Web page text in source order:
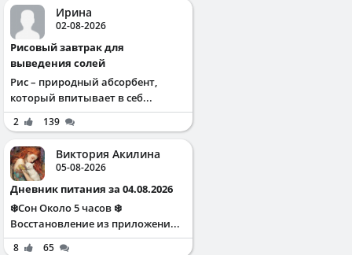
Ирина
02-08-2026
Рисовый завтрак для
выведения солей
Рис – природный абсорбент,
который впитывает в себ...
2 139
Виктория Акилина
05-08-2026
Дневник питания за 04.08.2026
❄️Сон Около 5 часов ❄️
Восстановление из приложени...
8 65